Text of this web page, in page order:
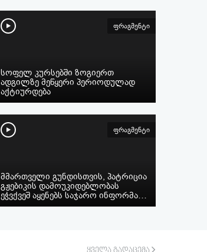
ფრაგმენტი
სოფელ კურსებში ზოგიერთ
ადგილზე მეწყერი პერიოდულად
აქტიურდება
ფრაგმენტი
მმართველი გუნდისთვის, პატრიცია
გჟებიკის დამოუკიდებლობას
ეჭვქვეშ აყენებს საჯარო ინფორმა…